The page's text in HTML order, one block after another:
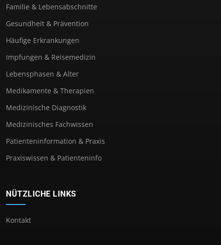
Familie & Lebensabschnitte
Gesundheit & Prävention
Häufige Erkrankungen
Impfungen & Reisemedizin
Lebensphasen & Alter
Medikamente & Therapien
Medizinische Diagnostik
Medizinisches Fachwissen
Patienteninformation & Praxis
Praxiswissen & Patienteninfo
NÜTZLICHE LINKS
Kontakt